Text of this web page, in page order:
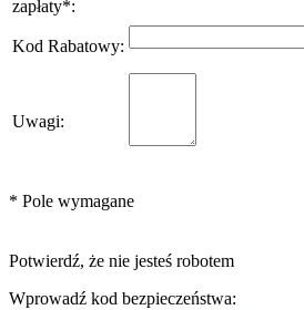
zapłaty*:
Kod Rabatowy:
Uwagi:
* Pole wymagane
Potwierdź, że nie jesteś robotem
Wprowadź kod bezpieczeństwa: